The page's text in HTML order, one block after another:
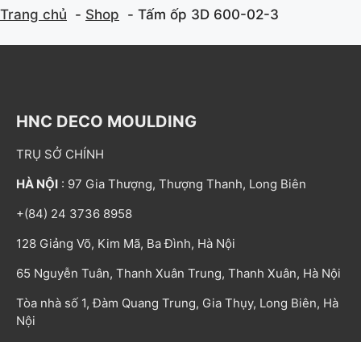
Trang chủ Shop Tấm ốp 3D 600-02-3
HNC DECO MOULDING
TRỤ SỞ CHÍNH
HÀ NỘI : 97 Gia Thượng, Thượng Thanh, Long Biên
+(84) 24 3736 8958
128 Giảng Võ, Kim Mã, Ba Đình, Hà Nội
65 Nguyễn Tuân, Thanh Xuân Trung, Thanh Xuân, Hà Nội
Tòa nhà số 1, Đàm Quang Trung, Gia Thụy, Long Biên, Hà
Nội